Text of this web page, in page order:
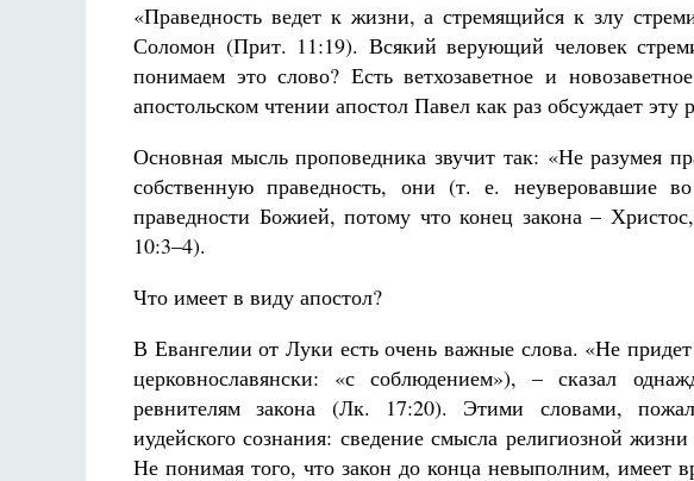
«Праведность ведет к жизни, а стремящийся к злу
Соломон (Прит. 11:19). Всякий верующий человек
понимаем это слово? Есть ветхозаветное и
апостольском чтении апостол Павел как раз обсуждает эту
Основная мысль проповедника звучит так: «Не разумея
собственную праведность, они (т. е.
праведности Божией, потому что конец закона –
10:3–4).
Что имеет в виду апостол?
В Евангелии от Луки есть очень важные слова. «Не
церковнославянски: «с соблюдением»), – сказал
ревнителям закона (Лк. 17:20). Этими словами,
иудейского сознания: сведение смысла религиозной
Не понимая того, что закон до конца невыполним, имеет